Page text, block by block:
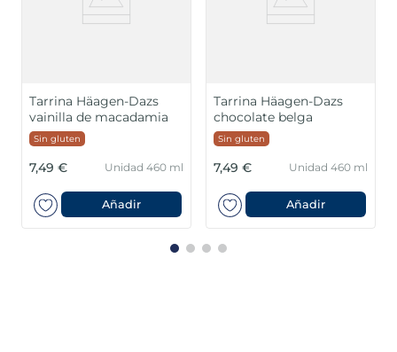
Tarrina Häagen-Dazs
vainilla de macadamia
Sin gluten
7,49 € Unidad 460 ml
Añadir
Tarrina Häagen-Dazs
chocolate belga
Sin gluten
7,49 € Unidad 460 ml
Añadir